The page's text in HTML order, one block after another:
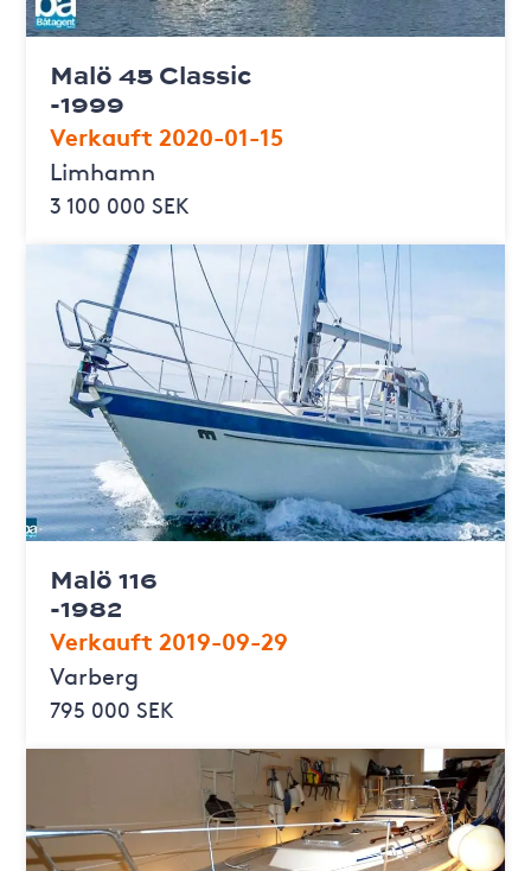
Malö 45 Classic
-1999
Verkauft 2020-01-15
Limhamn
3 100 000 SEK
Malö 116
-1982
Verkauft 2019-09-29
Varberg
795 000 SEK